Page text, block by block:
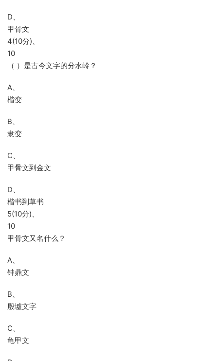
D、
甲骨文
4(10分)、
10
（ ）是古今文字的分水岭？
A、
楷变
B、
隶变
C、
甲骨文到金文
D、
楷书到草书
5(10分)、
10
甲骨文又名什么？
A、
钟鼎文
B、
殷墟文字
C、
龟甲文